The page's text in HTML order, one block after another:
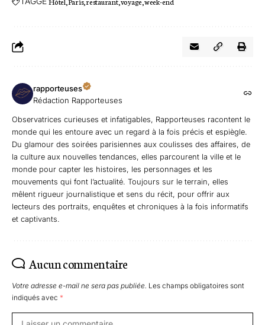
rapporteuses
Rédaction Rapporteuses
Observatrices curieuses et infatigables, Rapporteuses racontent le
monde qui les entoure avec un regard à la fois précis et espiègle.
Du glamour des soirées parisiennes aux coulisses des affaires, de
la culture aux nouvelles tendances, elles parcourent la ville et le
monde pour capter les histoires, les personnages et les
mouvements qui font l’actualité. Toujours sur le terrain, elles
mêlent rigueur journalistique et sens du récit, pour offrir aux
lecteurs des portraits, enquêtes et chroniques à la fois informatifs
et captivants.
Aucun commentaire
Votre adresse e-mail ne sera pas publiée. Les champs obligatoires sont
indiqués avec *